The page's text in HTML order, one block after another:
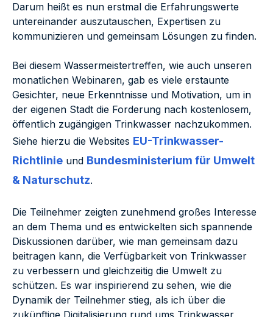
Darum heißt es nun erstmal die Erfahrungswerte
untereinander auszutauschen, Expertisen zu
kommunizieren und gemeinsam Lösungen zu finden.
Bei diesem Wassermeistertreffen, wie auch unseren
monatlichen Webinaren, gab es viele erstaunte
Gesichter, neue Erkenntnisse und Motivation, um in
der eigenen Stadt die Forderung nach kostenlosem,
öffentlich zugängigen Trinkwasser nachzukommen.
Siehe hierzu die Websites EU-Trinkwasser-
Richtlinie und Bundesministerium für Umwelt
& Naturschutz.
Die Teilnehmer zeigten zunehmend großes Interesse
an dem Thema und es entwickelten sich spannende
Diskussionen darüber, wie man gemeinsam dazu
beitragen kann, die Verfügbarkeit von Trinkwasser
zu verbessern und gleichzeitig die Umwelt zu
schützen. Es war inspirierend zu sehen, wie die
Dynamik der Teilnehmer stieg, als ich über die
zukünftige Digitalisierung rund ums Trinkwasser